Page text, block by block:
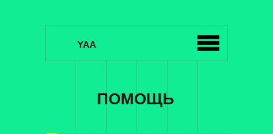
YAA
ПОМОЩЬ